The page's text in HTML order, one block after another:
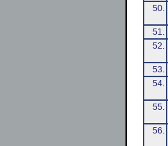
50.
51.
52.
53.
54.
55.
56.